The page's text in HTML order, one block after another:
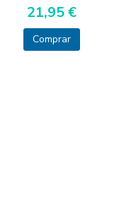
21,95 €
Comprar